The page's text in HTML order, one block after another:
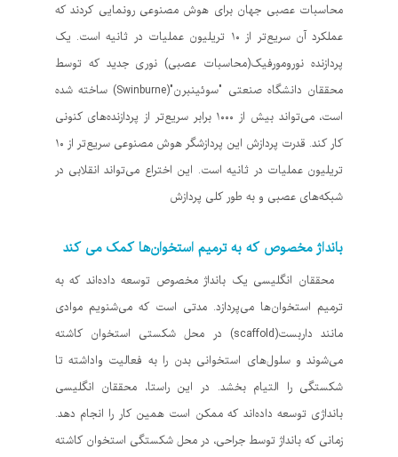
محاسبات عصبی جهان برای هوش مصنوعی رونمایی کردند که
عملکرد آن سریع‌تر از ۱۰ تریلیون عملیات در ثانیه است. یک
پردازنده نورومورفیک(محاسبات عصبی) نوری جدید که توسط
محققان دانشگاه صنعتی "سوئینبرن"(Swinburne) ساخته شده
است، می‌تواند بیش از ۱۰۰۰ برابر سریع‌تر از پردازنده‌های کنونی
کار کند. قدرت پردازش این پردازشگر هوش مصنوعی سریع‌تر از ۱۰
تریلیون عملیات در ثانیه است. این اختراع می‌تواند انقلابی در
شبکه‌های عصبی و به طور کلی پردازش
بانداژ مخصوص که به ترمیم استخوان‌ها کمک می کند
محققان انگلیسی یک بانداژ مخصوص توسعه داده‌اند که به
ترمیم استخوان‌ها می‌پردازد. مدتی است که می‌شنویم موادی
مانند داربست(scaffold) در محل شکستی استخوان کاشته
می‌شوند و سلول‌های استخوانی بدن را به فعالیت واداشته تا
شکستگی را التیام بخشد. در این راستا، محققان انگلیسی
بانداژی توسعه داده‌اند که ممکن است همین کار را انجام دهد.
زمانی‌ که بانداژ توسط جراحی، در محل شکستگی استخوان کاشته